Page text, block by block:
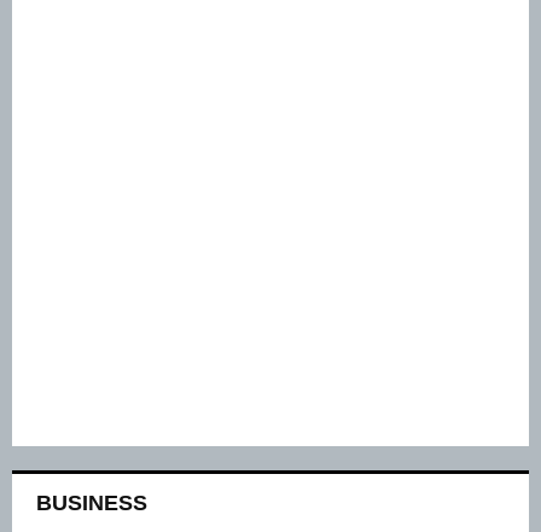
BUSINESS